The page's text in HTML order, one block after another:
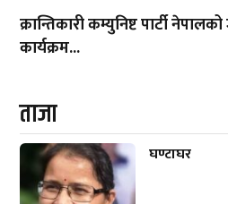
क्रान्तिकारी कम्युनिष्ट पार्टी
कार्यक्रम...
ताजा
घण्टाघर